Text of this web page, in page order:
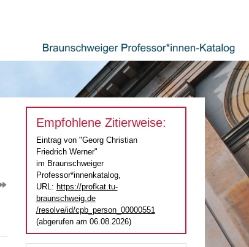
Empfohlene Zitierweise:
Eintrag von "Georg Christian
Friedrich Werner"
im Braunschweiger
Professor*innenkatalog,
URL: https://profkat.tu-
braunschweig.de
/resolve/id/cpb_person_00000551
(abgerufen am 06.08.2026)